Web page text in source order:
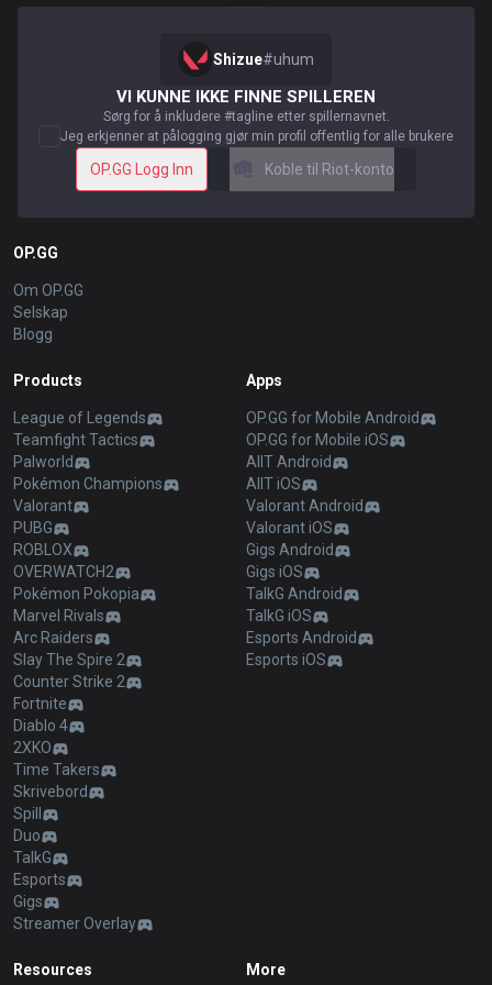
Shizue#uhum
VI KUNNE IKKE FINNE SPILLEREN
Sørg for å inkludere #tagline etter spillernavnet.
Jeg erkjenner at pålogging gjør min profil offentlig for alle brukere
OP.GG Logg Inn Koble til Riot-konto
OP.GG
Om OP.GG
Selskap
Blogg
Products
League of Legends
Teamfight Tactics
Palworld
Pokémon Champions
Valorant
PUBG
ROBLOX
OVERWATCH2
Pokémon Pokopia
Marvel Rivals
Arc Raiders
Slay The Spire 2
Counter Strike 2
Fortnite
Diablo 4
2XKO
Time Takers
Skrivebord
Spill
Duo
TalkG
Esports
Gigs
Streamer Overlay
Apps
OP.GG for Mobile Android
OP.GG for Mobile iOS
AllT Android
AllT iOS
Valorant Android
Valorant iOS
Gigs Android
Gigs iOS
TalkG Android
TalkG iOS
Esports Android
Esports iOS
Resources More